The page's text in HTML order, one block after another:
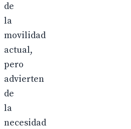
de
la
movilidad
actual,
pero
advierten
de
la
necesidad